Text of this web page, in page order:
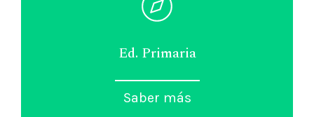
Ed. Primaria
Saber más